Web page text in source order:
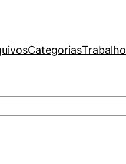
CategoriasTrabalho